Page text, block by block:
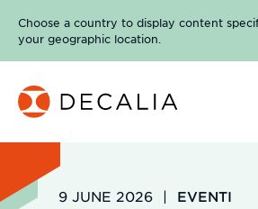
Choose a country to display content
your geographic location.
9 JUNE 2026 | EVENTI